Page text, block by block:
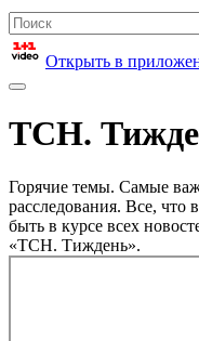
Открыть в
ТСН.
Горячие темы. Самые
расследования. Все, что
быть в курсе всех
«ТСН. Тиждень».